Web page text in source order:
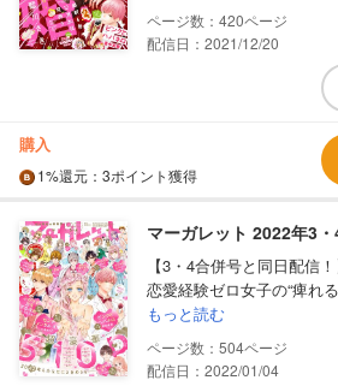
420
配信日：2021/12/20
購入
1%還元 ：3ポイント獲得
マーガレット 2022年3
【3・4合併号と同日配信
恋愛経験ゼロ女子の“痺れ
もっと読む
504
配信日：2022/01/04